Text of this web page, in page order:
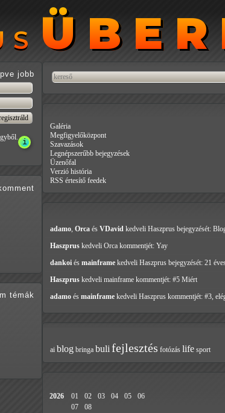
jobb
témák
Galéria
Megfigyelőközpont
Szavazások
Legnépszerűbb bejegyzések
Üzenőfal
Verzió história
RSS értesítő feedek
adamo, Orca és VDavid kedveli Haszprus bejegyzését:
Haszprus kedveli Orca kommentjét: Yay
dankoi és mainframe kedveli Haszprus bejegyzését: 21
Haszprus kedveli mainframe kommentjét: #5 Miért
adamo és mainframe kedveli Haszprus kommentjét: #3,
ai blog bringa buli fejlesztés fotózás life sport
2026 01 02 03 04 05
06
07
08